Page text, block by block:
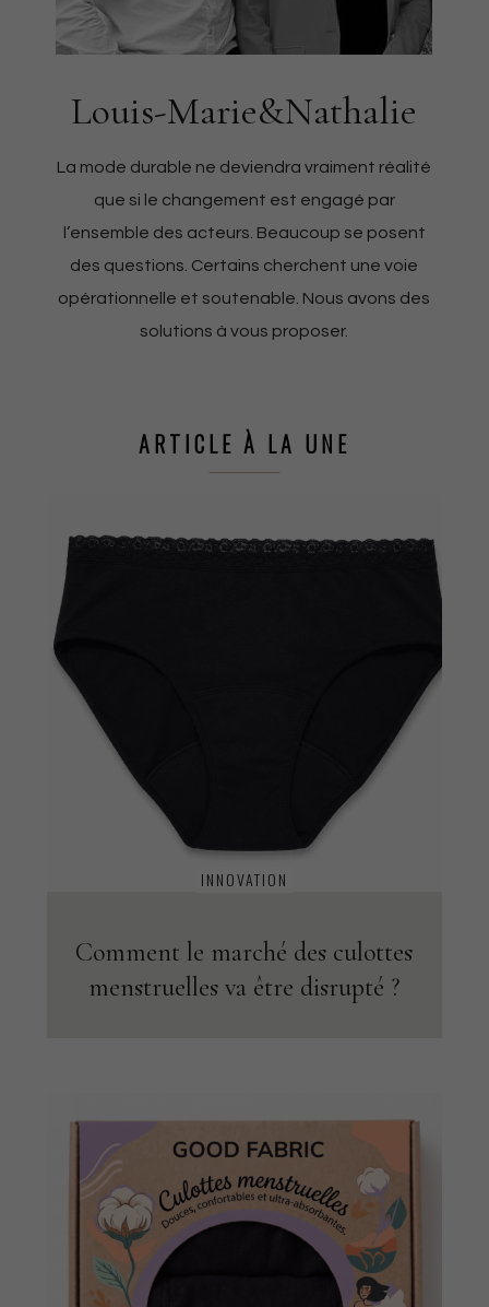
Louis-Marie&Nathalie
La mode durable ne deviendra vraiment réalité
que si le changement est engagé par
l’ensemble des acteurs. Beaucoup se posent
des questions. Certains cherchent une voie
opérationnelle et soutenable. Nous avons des
solutions à vous proposer.
ARTICLE À LA UNE
INNOVATION
Comment le marché des culottes
menstruelles va être disrupté ?